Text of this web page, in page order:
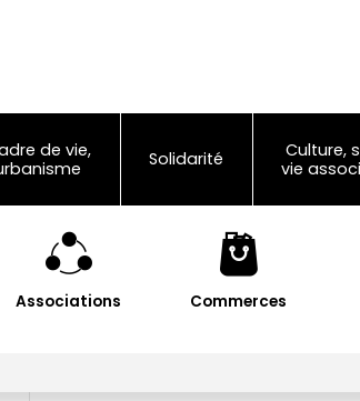
de vie,
Solidarité
Culture,
vie
Associations Commerces